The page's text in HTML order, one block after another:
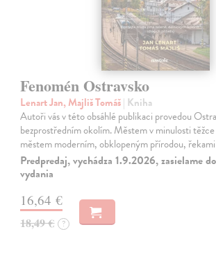
Fenomén Ostravsko
Lenart Jan, Majliš Tomáš| Kniha
Autoři vás v této obsáhlé publikaci provedou
bezprostředním okolím. Městem v minulosti
městem moderním, obklopeným přírodou,
Predpredaj, vychádza 1.9.2026, zasielame
vydania
16,64 €
18,49 € ?